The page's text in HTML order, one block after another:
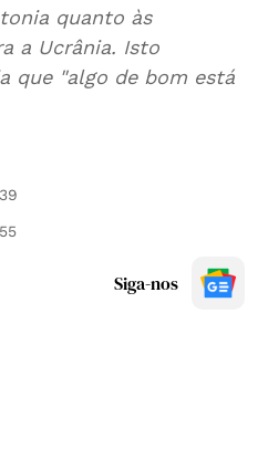
quanto às
a Ucrânia. Isto
que "algo de bom está
Siga-nos